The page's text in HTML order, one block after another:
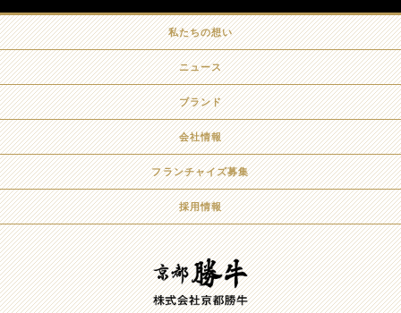
私たちの想い
ニュース
ブランド
会社情報
フランチャイズ募集
採用情報